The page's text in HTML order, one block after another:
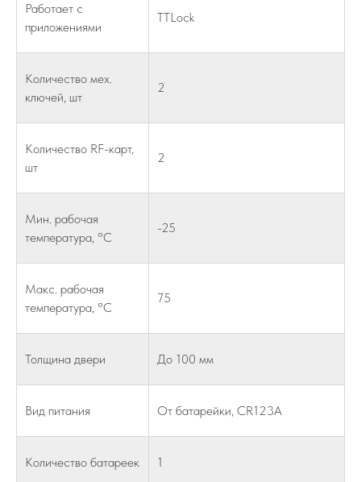
Работает с
приложениями
TTLock
Количество мех.
ключей, шт
2
Количество RF-карт,
шт
2
Мин. рабочая
температура, °С
-25
Макс. рабочая
температура, °С
75
Толщина двери До 100 мм
Вид питания От батарейки, CR123A
Количество батареек 1